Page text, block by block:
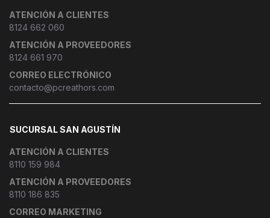
ATENCIÓN A CLIENTES
8124 662 060
ATENCIÓN A PROVEEDORES
8124 661 970
CORREO ELECTRÓNICO
contacto@pcreathors.com
SUCURSAL SAN AGUSTÍN
ATENCIÓN A CLIENTES
8110 159 984
ATENCIÓN A PROVEEDORES
8110 186 835
CORREO MARKETING